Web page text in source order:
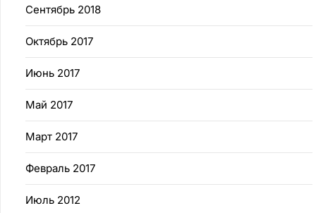
Сентябрь 2018
Октябрь 2017
Июнь 2017
Май 2017
Март 2017
Февраль 2017
Июль 2012